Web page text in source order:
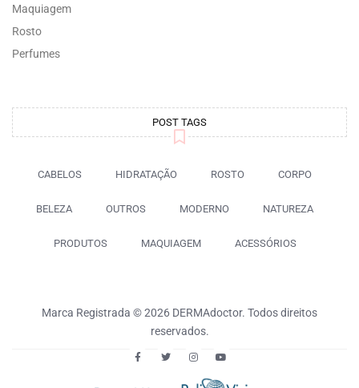
Maquiagem
Rosto
Perfumes
POST TAGS
CABELOS HIDRATAÇÃO ROSTO CORPO
BELEZA OUTROS MODERNO NATUREZA
PRODUTOS MAQUIAGEM ACESSÓRIOS
Marca Registrada © 2026 DERMAdoctor. Todos direitos
reservados.